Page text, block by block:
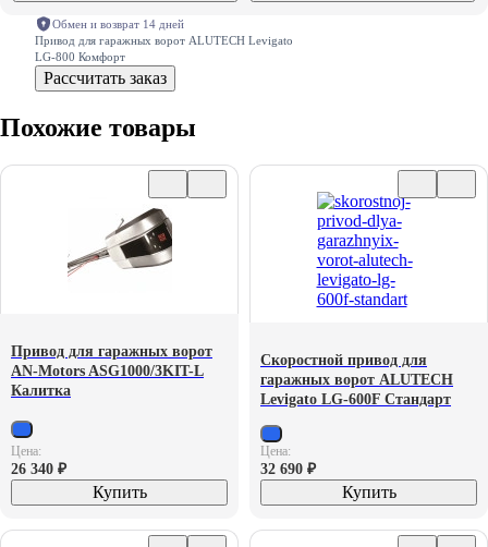
Обмен и возврат 14 дней
Привод для гаражных ворот ALUTECH Levigato
LG-800 Комфорт
Рассчитать заказ
Похожие товары
Привод для гаражных ворот
AN-Motors ASG1000/3KIT-L
Калитка
Цена:
26 340 ₽
Купить
Скоростной привод для
гаражных ворот ALUTECH
Levigato LG-600F Стандарт
Цена:
32 690 ₽
Купить